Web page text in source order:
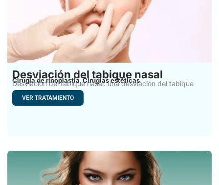
Desviación del tabique nasal
Cirugía de rinoplastia,Cirugías estéticas
Desviación del tabique nasal: una desviación del tabique
nasal se
VER TRATAMIENTO